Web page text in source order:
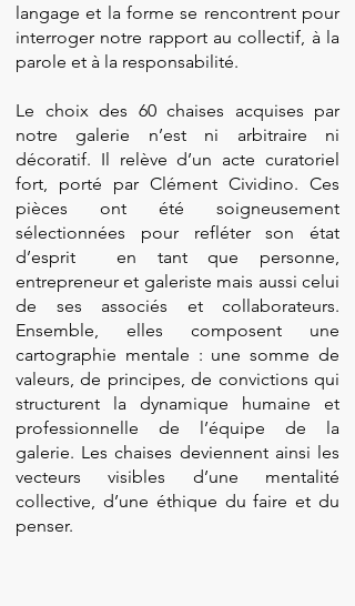
langage et la forme se rencontrent pour
interroger notre rapport au collectif, à la
parole et à la responsabilité.
Le choix des 60 chaises acquises par
notre galerie n’est ni arbitraire ni
décoratif. Il relève d’un acte curatoriel
fort, porté par Clément Cividino. Ces
pièces ont été soigneusement
sélectionnées pour refléter son état
d’esprit en tant que personne,
entrepreneur et galeriste mais aussi celui
de ses associés et collaborateurs.
Ensemble, elles composent une
cartographie mentale : une somme de
valeurs, de principes, de convictions qui
structurent la dynamique humaine et
professionnelle de l’équipe de la
galerie. Les chaises deviennent ainsi les
vecteurs visibles d’une mentalité
collective, d’une éthique du faire et du
penser.